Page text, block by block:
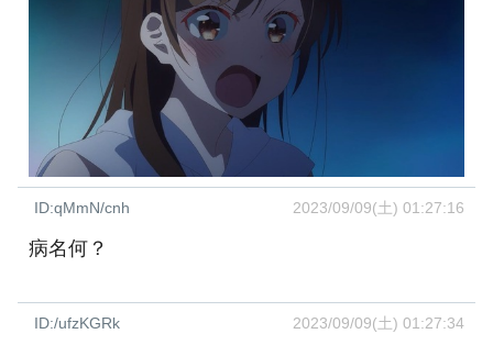
ID:qMmN/cnh 2023/09/09(土) 01:27:16
病名何？
ID:/ufzKGRk 2023/09/09(土) 01:27:34